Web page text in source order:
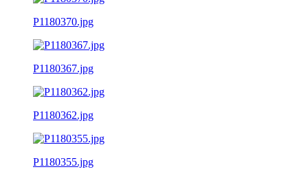
P1180370.jpg
P1180367.jpg
P1180362.jpg
P1180355.jpg